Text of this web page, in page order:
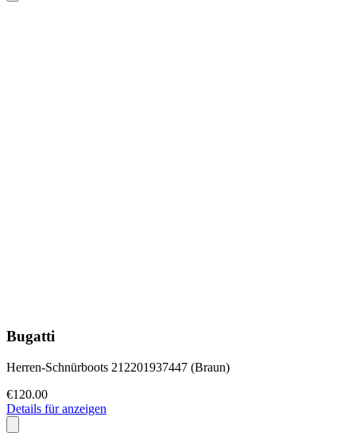
Bugatti
Herren-Schnürboots 212201937447 (Braun)
€120.00
Details für anzeigen